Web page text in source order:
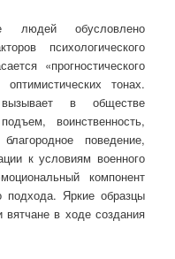
обусловлено
психологического
«прогностического
тонах.
в обществе
воинственность,
поведение,
к условиям военного
компонент
подхода. Яркие образцы
вятчане в ходе создания